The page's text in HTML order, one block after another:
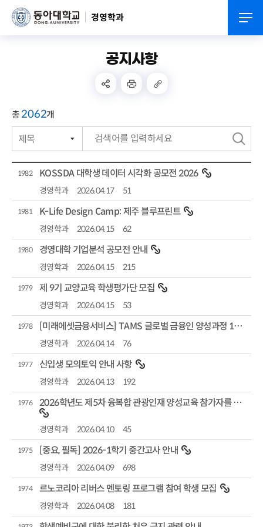
경영학과
공지사항
총 2062개
검
색
번호
제목
작성자
작성일자
조회수
1982 KOSSDA 대학생 데이터 시각화 공모전 2026
경영학과 2026.04.17 51
1981 K-Life Design Camp: 제주 블루프린트
경영학과 2026.04.15 62
1980 경영대학 기업분석 공모전 안내
경영학과 2026.04.15 215
1979 제 9기 교양교육 학생평가단 모집
경영학과 2026.04.15 53
1978 [미래에셋금융서비스] TAMS 글로벌 금융인 양성과정 16기 & 부산 5기 모집
경영학과 2026.04.14 76
1977 신입생 모의토익 안내 사항
경영학과 2026.04.13 192
1976 2026학년도 제5차 융복합 관광인재 양성교육 참가자를 모집
경영학과 2026.04.10 45
1975 [중요, 필독] 2026-1학기 중간고사 안내
경영학과 2026.04.09 698
1974 르노코리아 리버스 멘토링 프로그램 참여 학생 모집
경영학과 2026.04.08 181